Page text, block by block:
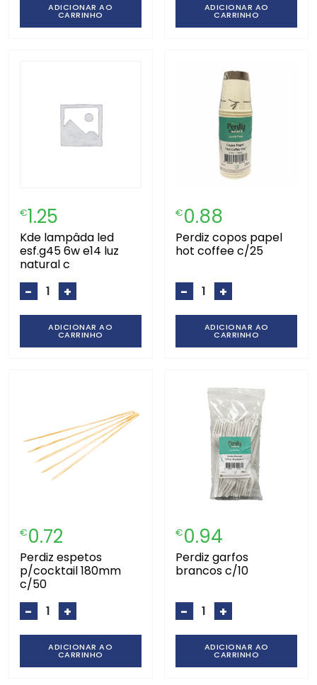
ADICIONAR AO
CARRINHO
ADICIONAR AO
CARRINHO
€1.25
kde lampâda led
esf.g45 6w e14 luz
natural c
- +
ADICIONAR AO
CARRINHO
€0.88
perdiz copos papel
hot coffee c/25
- +
ADICIONAR AO
CARRINHO
€0.72
perdiz espetos
p/cocktail 180mm
c/50
- +
ADICIONAR AO
CARRINHO
€0.94
perdiz garfos
brancos c/10
- +
ADICIONAR AO
CARRINHO